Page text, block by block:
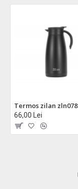
66,00 Lei